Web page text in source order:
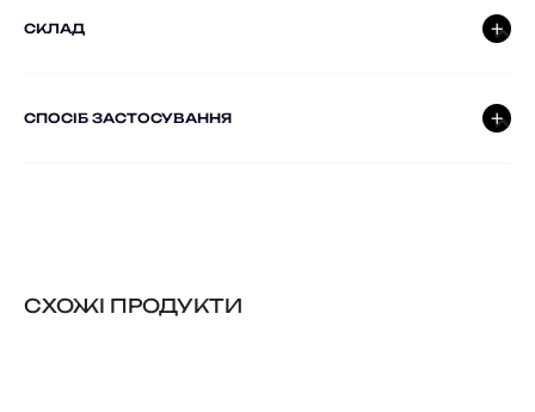
СКЛАД
СПОСІБ ЗАСТОСУВАННЯ
CХОЖІ ПРОДУКТИ